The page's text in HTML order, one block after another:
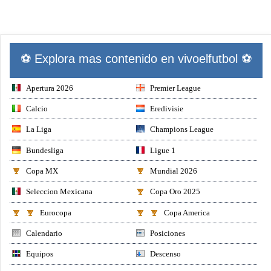
⚽ Explora mas contenido en vivoelfutbol ⚽
Apertura 2026 Premier League
Calcio Eredivisie
La Liga Champions League
Bundesliga Ligue 1
Copa MX Mundial 2026
Seleccion Mexicana Copa Oro 2025
Eurocopa Copa America
Calendario Posiciones
Equipos Descenso